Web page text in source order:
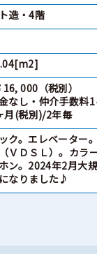
造・4階
000（税別）
なし・仲介手数料
月(税別)/2年毎
ク。エレベーター
ＶＤＳＬ）。カラ
ン。2024年2月大
なりました♪